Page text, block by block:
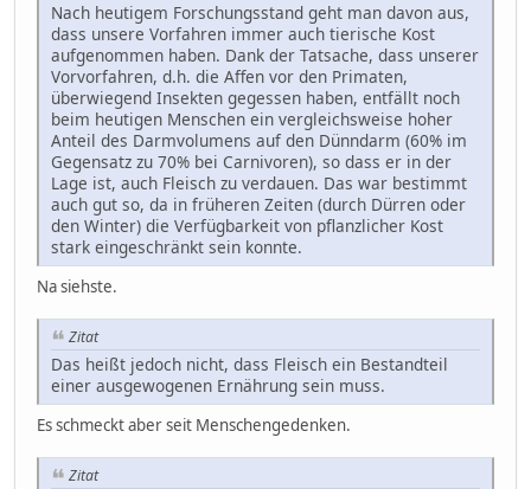
Nach heutigem Forschungsstand geht man davon aus,
dass unsere Vorfahren immer auch tierische Kost
aufgenommen haben. Dank der Tatsache, dass unserer
Vorvorfahren, d.h. die Affen vor den Primaten,
überwiegend Insekten gegessen haben, entfällt noch
beim heutigen Menschen ein vergleichsweise hoher
Anteil des Darmvolumens auf den Dünndarm (60% im
Gegensatz zu 70% bei Carnivoren), so dass er in der
Lage ist, auch Fleisch zu verdauen. Das war bestimmt
auch gut so, da in früheren Zeiten (durch Dürren oder
den Winter) die Verfügbarkeit von pflanzlicher Kost
stark eingeschränkt sein konnte.
Na siehste.
Zitat
Das heißt jedoch nicht, dass Fleisch ein Bestandteil
einer ausgewogenen Ernährung sein muss.
Es schmeckt aber seit Menschengedenken.
Zitat